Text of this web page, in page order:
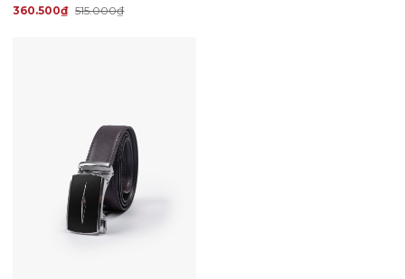
360.500₫ 515.000₫